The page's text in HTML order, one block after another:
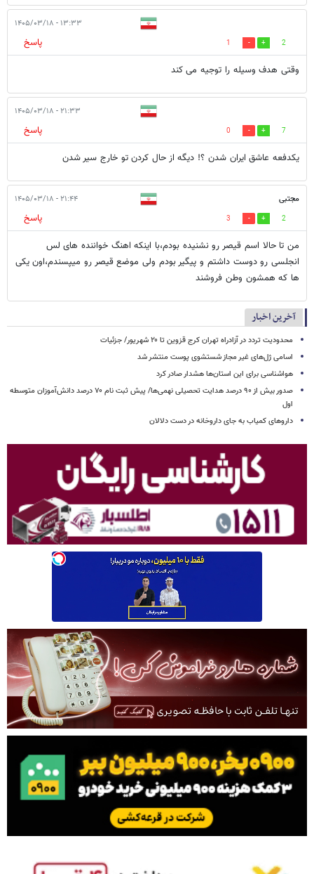
۱۳:۳۳ - ۱۴۰۵/۰۳/۱۸
2
1
پاسخ
وقتی هدف وسیله را توجیه می کند
۲۱:۳۳ - ۱۴۰۵/۰۳/۱۸
7
0
پاسخ
یکدفعه عاشق ایران شدن ؟! دیگه از حال کردن تو خارج سیر شدن
مجتبی ۲۱:۴۴ - ۱۴۰۵/۰۳/۱۸
2
3
پاسخ
من تا حالا اسم قیصر رو نشنیده بودم،با اینکه اهنگ خواننده های لس
انجلسی رو دوست داشتم و پیگیر بودم ولی موضع قیصر رو میپسندم،اون یکی
ها که همشون وطن فروشند
آخرین اخبار
محدودیت تردد در آزادراه تهران کرج قزوین تا ۲۰ شهریور/ جزئیات
اسامی ژل‌های غیر مجاز شستشوی پوست منتشر شد
هواشناسی برای این استان‌ها هشدار صادر کرد
صدور بیش از ۹۰ درصد هدایت تحصیلی نهمی‌ها/ پیش ثبت نام ۷۰ درصد دانش‌آموزان متوسطه
اول
داروهای کمیاب به جای داروخانه در دست دلالان